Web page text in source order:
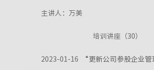
主讲人：万美
培训讲座（30）
2023-01-16 “更新公司参股企业